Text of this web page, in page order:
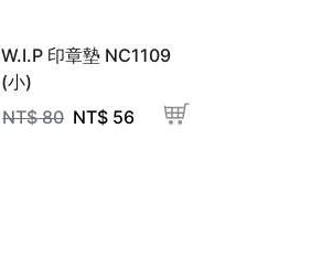
W.I.P 印章墊 NC1109
(小)
NT$80 NT$ 56